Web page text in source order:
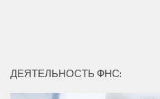
ДЕЯТЕЛЬНОСТЬ ФНС: